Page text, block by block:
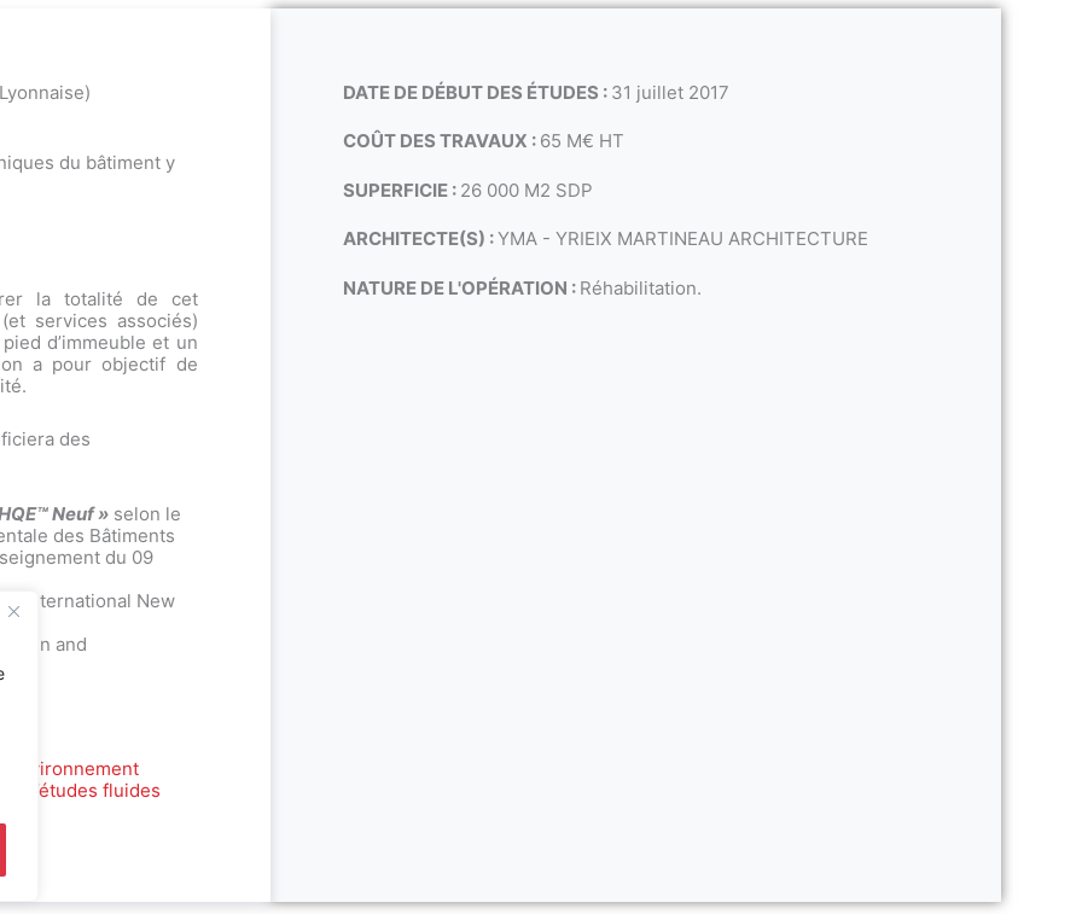
DATE DE DÉBUT DES ÉTUDES : 31 juillet 2017
COÛT DES TRAVAUX : 65 M€ HT
SUPERFICIE : 26 000 M2 SDP
ARCHITECTE(S) :YMA - YRIEIX MARTINEAU ARCHITECTURE
NATURE DE L'OPÉRATION : Réhabilitation.
du bâtiment y
la totalité de cet
services associés)
d’immeuble et un
a pour objectif de
des
Neuf »selon le
des Bâtiments
du 09
International New
and
environnement
d’études fluides